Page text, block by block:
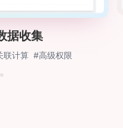
据收集
联计算 #高级权限